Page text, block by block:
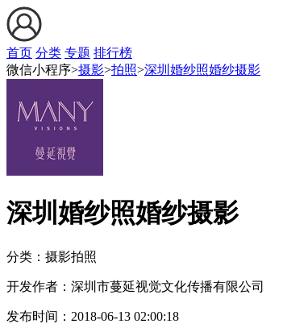
首页 分类 专题 排行榜
微信小程序>摄影>拍照>深圳婚纱照婚纱摄影
深圳婚纱照婚纱摄影
分类：摄影拍照
开发作者： 深圳市蔓延视觉文化传播有限公司
发布时间： 2018-06-13 02:00:18